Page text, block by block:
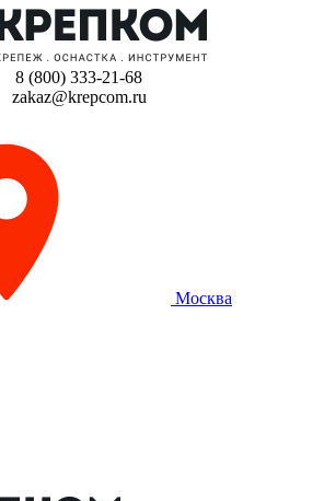
8 (800) 333-21-68
zakaz@krepcom.ru
Москва